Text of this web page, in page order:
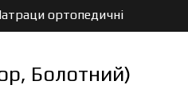
ортопедичні
Болотний)